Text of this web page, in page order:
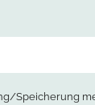
Speicherung